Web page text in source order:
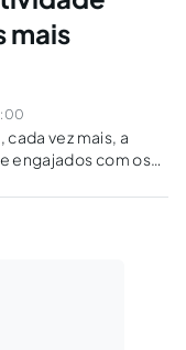
mais
vez mais, a
engajados com os